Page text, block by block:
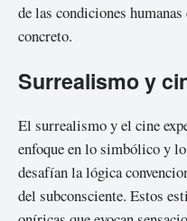
de las condiciones
concreto.
Surrealismo y
El surrealismo y el cine
enfoque en lo simbólico y
desafían la lógica
del subconsciente. Estos